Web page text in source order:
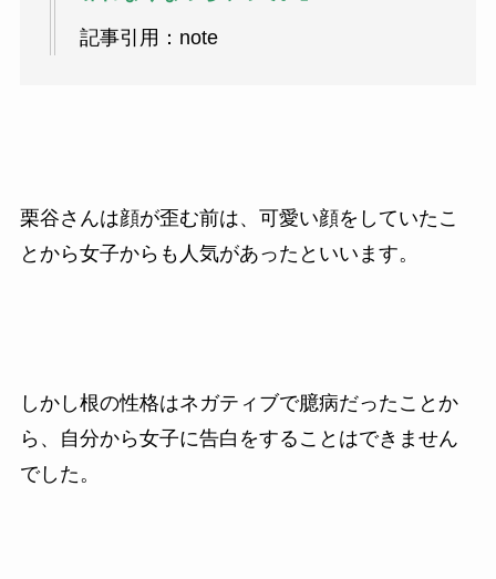
記事引用：note
栗谷さんは顔が歪む前は、可愛い顔をしていたこ
とから女子からも人気があったといいます。
しかし根の性格はネガティブで臆病だったことか
ら、自分から女子に告白をすることはできません
でした。